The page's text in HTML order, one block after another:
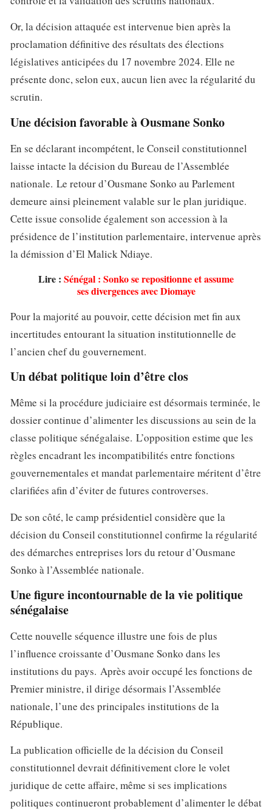
Or, la décision attaquée est intervenue bien après la
proclamation définitive des résultats des élections
législatives anticipées du 17 novembre 2024. Elle ne
présente donc, selon eux, aucun lien avec la régularité du
scrutin.
Une décision favorable à Ousmane Sonko
En se déclarant incompétent, le Conseil constitutionnel
laisse intacte la décision du Bureau de l’Assemblée
nationale. Le retour d’Ousmane Sonko au Parlement
demeure ainsi pleinement valable sur le plan juridique.
Cette issue consolide également son accession à la
présidence de l’institution parlementaire, intervenue après
la démission d’El Malick Ndiaye.
Lire : Sénégal : Sonko se repositionne et assume
ses divergences avec Diomaye
Pour la majorité au pouvoir, cette décision met fin aux
incertitudes entourant la situation institutionnelle de
l’ancien chef du gouvernement.
Un débat politique loin d’être clos
Même si la procédure judiciaire est désormais terminée, le
dossier continue d’alimenter les discussions au sein de la
classe politique sénégalaise. L’opposition estime que les
règles encadrant les incompatibilités entre fonctions
gouvernementales et mandat parlementaire méritent d’être
clarifiées afin d’éviter de futures controverses.
De son côté, le camp présidentiel considère que la
décision du Conseil constitutionnel confirme la régularité
des démarches entreprises lors du retour d’Ousmane
Sonko à l’Assemblée nationale.
Une figure incontournable de la vie politique
sénégalaise
Cette nouvelle séquence illustre une fois de plus
l’influence croissante d’Ousmane Sonko dans les
institutions du pays. Après avoir occupé les fonctions de
Premier ministre, il dirige désormais l’Assemblée
nationale, l’une des principales institutions de la
République.
La publication officielle de la décision du Conseil
constitutionnel devrait définitivement clore le volet
juridique de cette affaire, même si ses implications
politiques continueront probablement d’alimenter le débat